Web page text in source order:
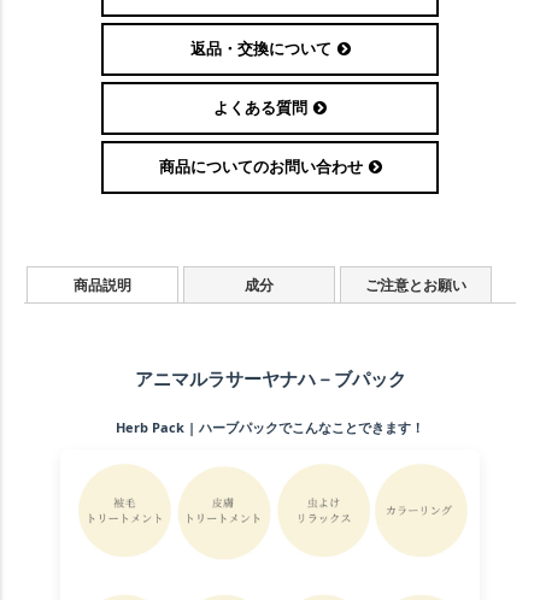
返品・交換について
よくある質問
商品についてのお問い合わせ
商品説明 成分 ご注意とお願い
アニマルラサーヤナハ－ブパック
Herb Pack | ハーブパックでこんなことできます！